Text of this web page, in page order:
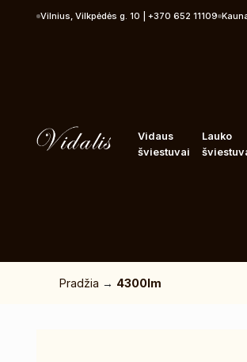
Vilnius, Vilkpėdės g. 10 | +370 652 11109
Vidaus
šviestuvai
Lauko
Pradžia → 4300lm